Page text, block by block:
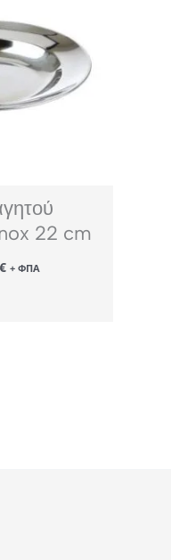
22 cm
€Η
τρέχουσα
+ ΦΠΑ